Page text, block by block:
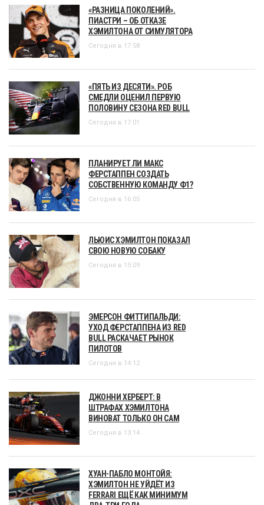
«РАЗНИЦА ПОКОЛЕНИЙ».
ПИАСТРИ – ОБ ОТКАЗЕ
ХЭМИЛТОНА ОТ СИМУЛЯТОРА
Сегодня в 17:58
«ПЯТЬ ИЗ ДЕСЯТИ». РОБ
СМЕДЛИ ОЦЕНИЛ ПЕРВУЮ
ПОЛОВИНУ СЕЗОНА RED BULL
Сегодня в 17:01
ПЛАНИРУЕТ ЛИ МАКС
ФЕРСТАППЕН СОЗДАТЬ
СОБСТВЕННУЮ КОМАНДУ Ф1?
Сегодня в 16:05
ЛЬЮИС ХЭМИЛТОН ПОКАЗАЛ
СВОЮ НОВУЮ СОБАКУ
Сегодня в 15:09
ЭМЕРСОН ФИТТИПАЛЬДИ:
УХОД ФЕРСТАППЕНА ИЗ RED
BULL РАСКАЧАЕТ РЫНОК
ПИЛОТОВ
Сегодня в 14:12
ДЖОННИ ХЕРБЕРТ: В
ШТРАФАХ ХЭМИЛТОНА
ВИНОВАТ ТОЛЬКО ОН САМ
Сегодня в 13:14
ХУАН-ПАБЛО МОНТОЙЯ:
ХЭМИЛТОН НЕ УЙДЁТ ИЗ
FERRARI ЕЩЁ КАК МИНИМУМ